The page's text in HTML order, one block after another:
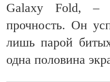
Galaxy Fold, –
прочность. Он
лишь парой
одна половина